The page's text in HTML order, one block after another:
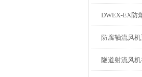
DWEX-EX防
方式
防腐轴流风
的技术特点
隧道射流风